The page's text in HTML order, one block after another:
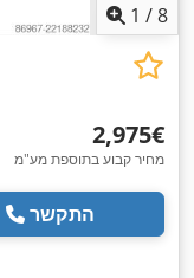
1 /8
‏2,975 ‏€
מחיר קבוע בתוספת מע"מ
התקשר